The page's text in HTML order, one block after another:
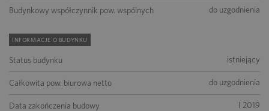
Budynkowy współczynnik pow. wspólnych do uzgodnienia
INFORMACJE O BUDYNKU
Status budynku istniejący
Całkowita pow. biurowa netto do uzgodnienia
Data zakończenia budowy I 2019